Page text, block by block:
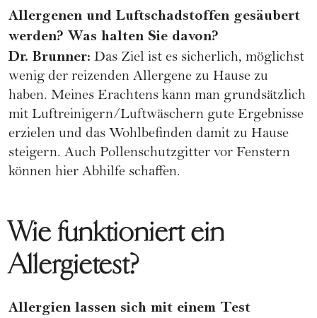
Allergenen und Luftschadstoffen gesäubert
werden? Was halten Sie davon?
Dr. Brunner: Das Ziel ist es sicherlich, möglichst
wenig der reizenden Allergene zu Hause zu
haben. Meines Erachtens kann man grundsätzlich
mit Luftreinigern/Luftwäschern gute Ergebnisse
erzielen und das Wohlbefinden damit zu Hause
steigern. Auch Pollenschutzgitter vor Fenstern
können hier Abhilfe schaffen.
Wie funktioniert ein
Allergietest?
Allergien lassen sich mit einem Test